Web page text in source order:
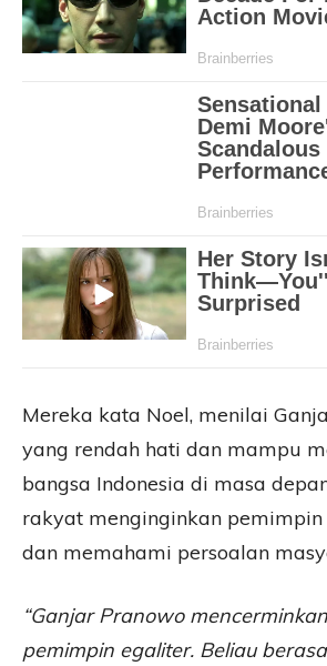
Mereka kata Noel, menilai
yang rendah hati dan mampu
bangsa Indonesia di masa
rakyat menginginkan
dan memahami persoalan
“Ganjar Pranowo
pemimpin egaliter. Beliau